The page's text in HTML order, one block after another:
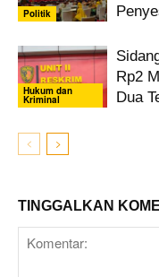
Politik
Hukum dan
Kriminal
Rp2
Dua
TINGGALKAN